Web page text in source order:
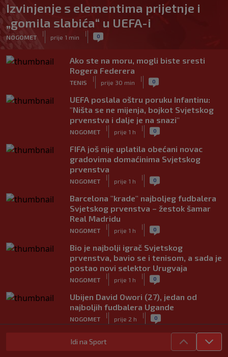
Izvinjenje s elementima prijetnje i
„gomila slabića“ u UEFA-i
NOGOMET
|
prije 1 min
| 0
Ako ste na moru, mogli biste sresti
Rogera Federera
TENIS
|
prije 30 min
| 0
UEFA poslala oštru poruku Infantinu:
"Ništa se ne mijenja, bojkot Svjetskog
prvenstva i dalje je na snazi"
NOGOMET
|
prije 1 h
| 0
FIFA još nije uplatila obećani novac
gradovima domaćinima Svjetskog
prvenstva
NOGOMET
|
prije 1 h
| 0
Barcelona "krade" najboljeg fudbalera
Svjetskog prvenstva – žestok šamar
Real Madridu
NOGOMET
|
prije 1 h
| 0
Bio je najbolji igrač Svjetskog
prvenstva, bavio se i tenisom, a sada je
postao novi selektor Urugvaja
NOGOMET
|
prije 1 h
| 0
Ubijen David Owori (27), jedan od
najboljih fudbalera Ugande
NOGOMET
|
prije 2 h
| 0
Raste balkanska kolonija u PSV-u:
Reprezentativac Srbije stigao kod
Idi na Sport